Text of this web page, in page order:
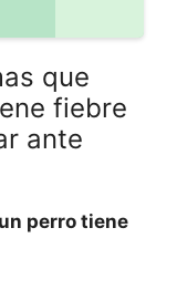
que
fiebre
ante
perro tiene